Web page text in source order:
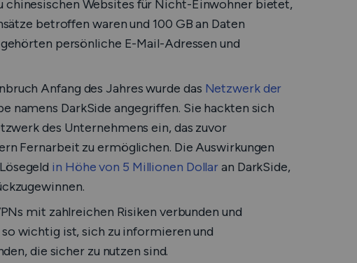
chinesischen Websites für Nicht-Einwohner bietet,
betroffen waren und 100 GB an Daten
persönliche E-Mail-Adressen und
Anfang des Jahres wurde das Netzwerk der
namens DarkSide angegriffen. Sie hackten sich
des Unternehmens ein, das zuvor
Fernarbeit zu ermöglichen. Die Auswirkungen
in Höhe von 5 Millionen Dollaran DarkSide,
mit zahlreichen Risiken verbunden und
wichtig ist, sich zu informieren und
die sicher zu nutzen sind.